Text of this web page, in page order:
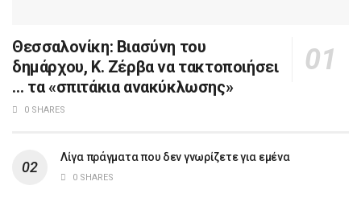
Θεσσαλονίκη: Βιασύνη του
δημάρχου, Κ. Ζέρβα να τακτοποιήσει
… τα «σπιτάκια ανακύκλωσης»
0 SHARES
Λίγα πράγματα που δεν γνωρίζετε για εμένα
0 SHARES